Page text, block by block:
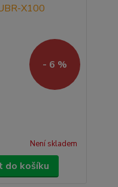
- 6 %
Není skladem
do košíku